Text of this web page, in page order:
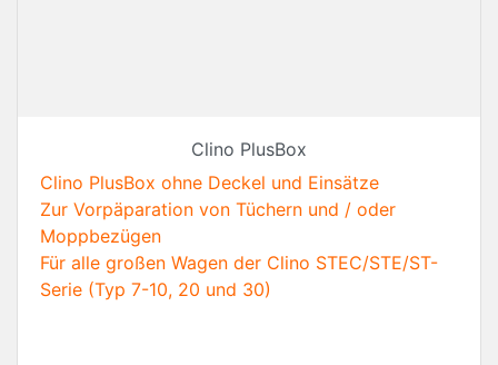
Clino PlusBox
Clino PlusBox ohne Deckel und Einsätze
Zur Vorpäparation von Tüchern und / oder
Moppbezügen
Für alle großen Wagen der Clino STEC/STE/ST-
Serie (Typ 7-10, 20 und 30)